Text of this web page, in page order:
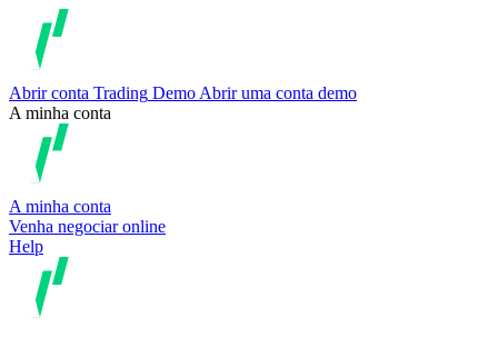
Abrir conta Trading Demo Abrir uma conta demo
A minha conta
A minha conta
Venha negociar online
Help